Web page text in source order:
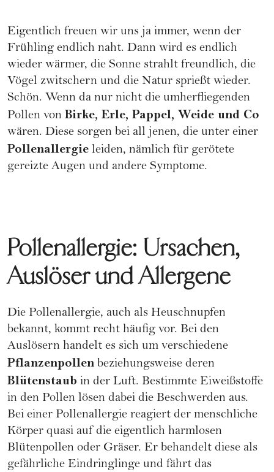
Eigentlich freuen wir uns ja immer, wenn der
Frühling endlich naht. Dann wird es endlich
wieder wärmer, die Sonne strahlt freundlich, die
Vögel zwitschern und die Natur sprießt wieder.
Schön. Wenn da nur nicht die umherfliegenden
Pollen von Birke, Erle, Pappel, Weide und Co
wären. Diese sorgen bei all jenen, die unter einer
Pollenallergie leiden, nämlich für gerötete
gereizte Augen und andere Symptome.
Pollenallergie: Ursachen,
Auslöser und Allergene
Die Pollenallergie, auch als Heuschnupfen
bekannt, kommt recht häufig vor. Bei den
Auslösern handelt es sich um verschiedene
Pflanzenpollen beziehungsweise deren
Blütenstaub in der Luft. Bestimmte Eiweißstoffe
in den Pollen lösen dabei die Beschwerden aus.
Bei einer Pollenallergie reagiert der menschliche
Körper quasi auf die eigentlich harmlosen
Blütenpollen oder Gräser. Er behandelt diese als
gefährliche Eindringlinge und fährt das